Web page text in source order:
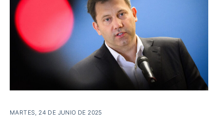
MARTES, 24 DE JUNIO DE 2025